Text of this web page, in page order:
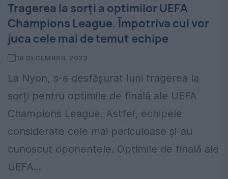
Tragerea la sorți a optimilor UEFA
Champions League. Împotriva cui vor
juca cele mai de temut echipe
18 DECEMBRIE 2023
La Nyon, s-a desfășurat luni tragerea la
sorți pentru optimile de finală ale UEFA
Champions League. Astfel, echipele
considerate cele mai periculoase și-au
cunoscut oponentele. Optimile de finală ale
UEFA...